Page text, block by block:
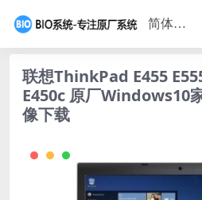
联想ThinkPad E455
E450c 原厂Windows10
像下载